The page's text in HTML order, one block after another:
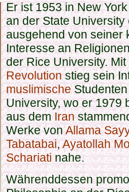
Er ist 1953 in New
an der State University
ausgehend von seiner
Interesse an
der Rice University.
Revolutionstieg sein
muslimischeStudenten
University, wo er 1979
aus demIran
Werke vonAllama
Tabatabai,Ayatollah
Schariatinahe.
Währenddessen